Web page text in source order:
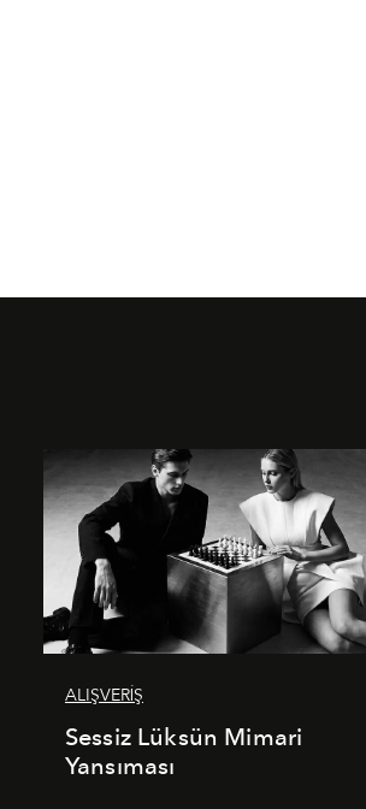
ALIŞVERİŞ
Sessiz Lüksün Mimari
Yansıması